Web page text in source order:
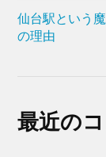
仙台駅という
の理由
最近の